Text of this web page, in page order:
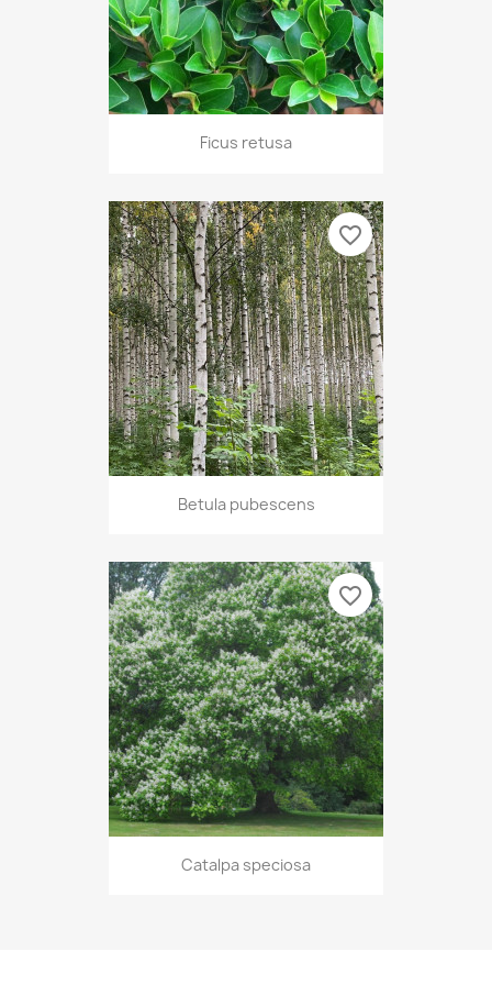
Ficus retusa
Betula pubescens
favorite_border
Catalpa speciosa
favorite_border